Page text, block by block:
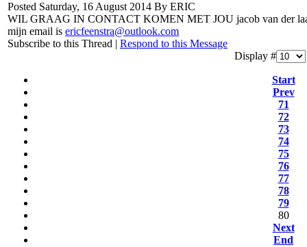
Posted Saturday, 16 August 2014 By ERIC
WIL GRAAG IN CONTACT KOMEN MET JOU jacob van der
mijn email is ericfeenstra@outlook.com
Subscribe to this Thread | Respond to this Message
Display #
Start
Prev
71
72
73
74
75
76
77
78
79
80
Next
End